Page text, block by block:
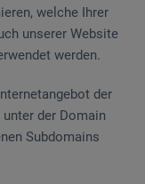
welche Ihrer
unserer Website
werden.
der
der Domain
Subdomains